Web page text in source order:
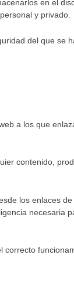
en el
y privado.
del que se
a los que
contenido,
los enlaces
necesaria
correcto